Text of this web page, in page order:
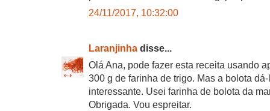
24/11/2017, 10:32:00
Laranjinha disse...
Olá Ana, pode fazer esta receita usando
300 g de farinha de trigo. Mas a bolota
interessante. Usei farinha de bolota da
Obrigada. Vou espreitar.